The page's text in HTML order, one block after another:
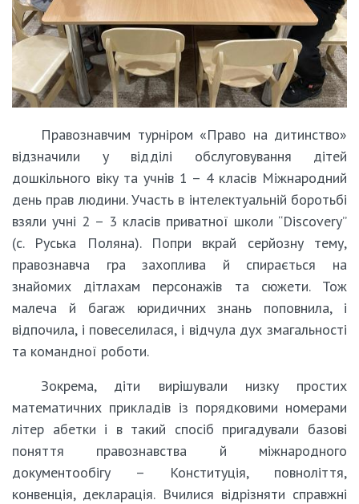
Правознавчим турніром «Право на дитинство»
відзначили у відділі обслуговування дітей
дошкільного віку та учнів 1 – 4 класів Міжнародний
день прав людини. Участь в інтелектуальній боротьбі
взяли учні 2 – 3 класів приватної школи “Discovery”
(c. Руська Поляна). Попри вкрай серйозну тему,
правознавча гра захоплива й спирається на
знайомих дітлахам персонажів та сюжети. Тож
малеча й багаж юридичних знань поповнила, і
відпочила, і повеселилася, і відчула дух змагальності
та командної роботи.
Зокрема, діти вирішували низку простих
математичних прикладів із порядковими номерами
літер абетки і в такий спосіб пригадували базові
поняття правознавства й міжнародного
документообігу – Конституція, повноліття,
конвенція, декларація. Вчилися відрізняти справжні